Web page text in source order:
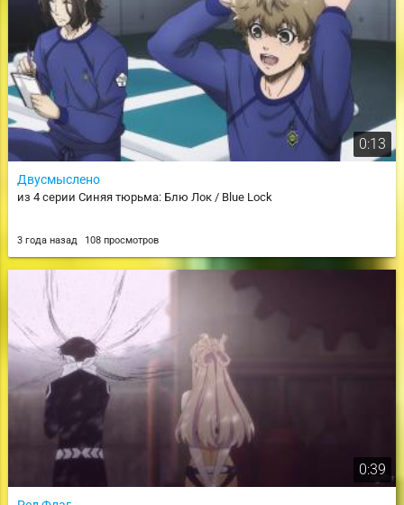
0:13
Двусмыслено
из 4 серии Синяя тюрьма: Блю Лок / Blue Lock
3 года назад 108 просмотров
0:39